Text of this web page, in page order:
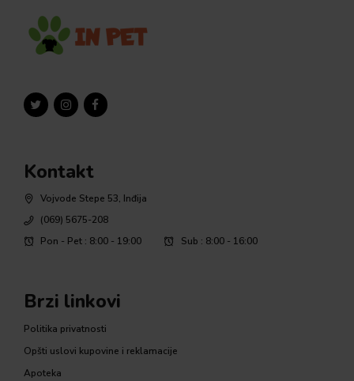
Kontakt
Vojvode Stepe 53, Inđija
(069) 5675-208
Pon - Pet : 8:00 - 19:00
Sub : 8:00 - 16:00
Brzi linkovi
Politika privatnosti
Opšti uslovi kupovine i reklamacije
Apoteka